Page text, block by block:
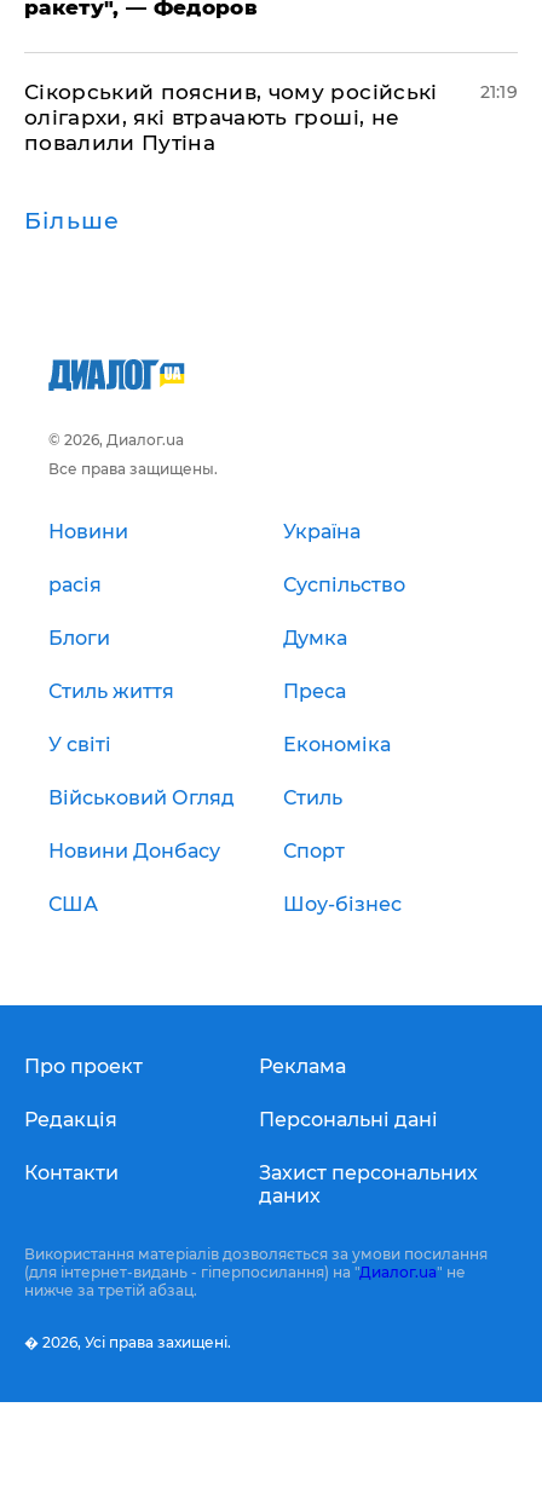
ракету", — Федоров
​Сікорський пояснив, чому російські
олігархи, які втрачають гроші, не
повалили Путіна
21:19
Більше
© 2026, Диалог.ua
Все права защищены.
Новини Україна
расія Суспільство
Блоги Думка
Стиль життя Преса
У світі Економіка
Військовий Огляд Стиль
Новини Донбасу Спорт
США Шоу-бізнес
Про проект
Редакція
Контакти
Реклама
Персональні дані
Захист персональних
даних
Використання матеріалів дозволяється за умови посилання
(для інтернет-видань - гіперпосилання) на "Диалог.ua" не
нижче за третій абзац.
� 2026, Усі права захищені.